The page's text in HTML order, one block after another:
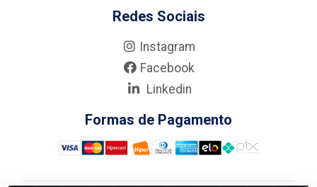
Redes Sociais
Instagram
Facebook
Linkedin
Formas de Pagamento